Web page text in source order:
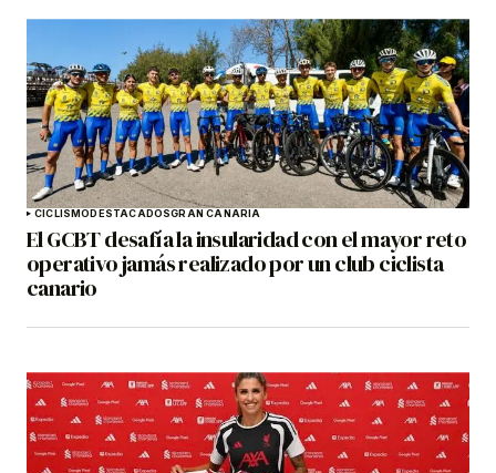
CICLISMODESTACADOSGRAN CANARIA
El GCBT desafía la insularidad con el mayor reto
operativo jamás realizado por un club ciclista
canario